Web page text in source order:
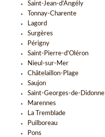
Saint-Jean-d'Angély
Tonnay-Charente
Lagord
Surgères
Périgny
Saint-Pierre-d'Oléron
Nieul-sur-Mer
Châtelaillon-Plage
Saujon
Saint-Georges-de-Didonne
Marennes
La Tremblade
Puilboreau
Pons